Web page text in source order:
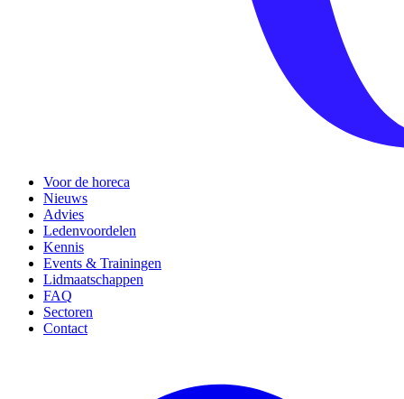
Voor de horeca
Nieuws
Advies
Ledenvoordelen
Kennis
Events & Trainingen
Lidmaatschappen
FAQ
Sectoren
Contact